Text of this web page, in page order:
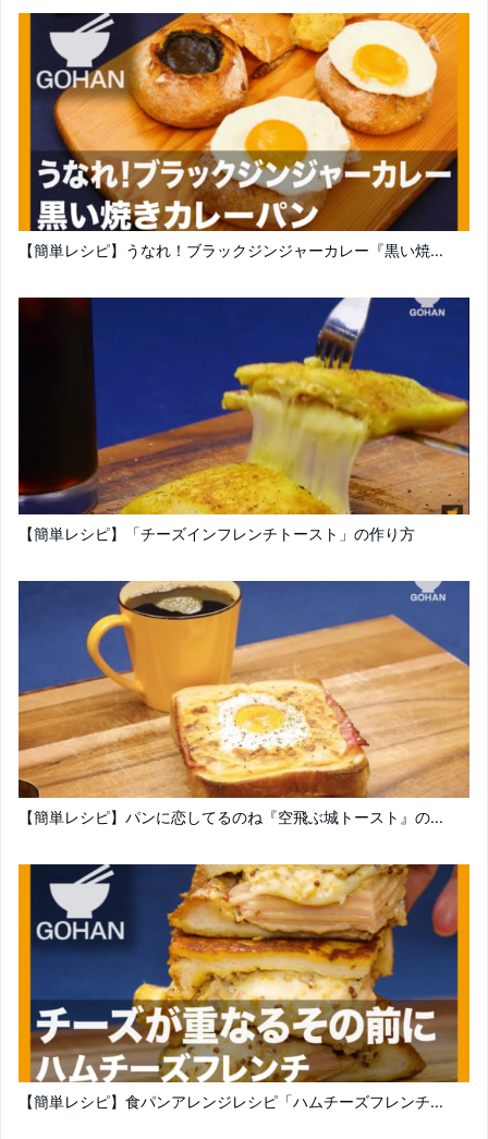
【簡単レシピ】うなれ！ブラックジンジャーカレー『黒い焼...
【簡単レシピ】「チーズインフレンチトースト」の作り方
【簡単レシピ】パンに恋してるのね『空飛ぶ城トースト』の...
【簡単レシピ】食パンアレンジレシピ「ハムチーズフレンチ...